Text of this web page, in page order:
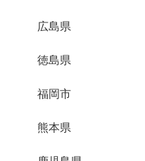
広島県
徳島県
福岡市
熊本県